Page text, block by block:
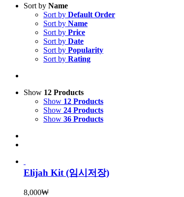
Sort by Name
Sort by Default Order
Sort by Name
Sort by Price
Sort by Date
Sort by Popularity
Sort by Rating
Show 12 Products
Show 12 Products
Show 24 Products
Show 36 Products
Elijah Kit (임시저장)
8,000₩